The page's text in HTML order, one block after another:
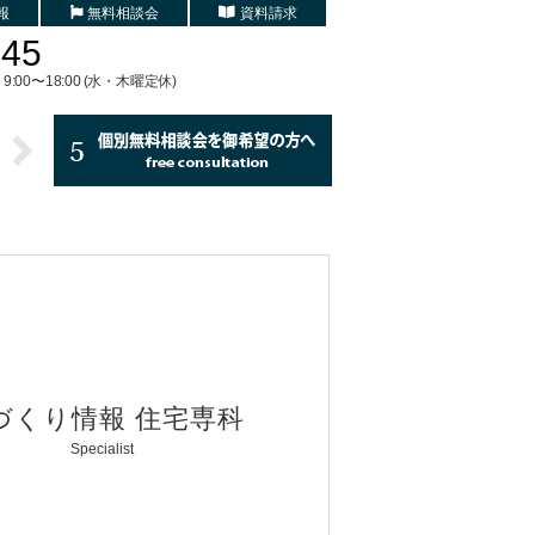
無料相談会 資料請求
〜18:00 (水・木曜定休)
くり情報 住宅専科
Specialist